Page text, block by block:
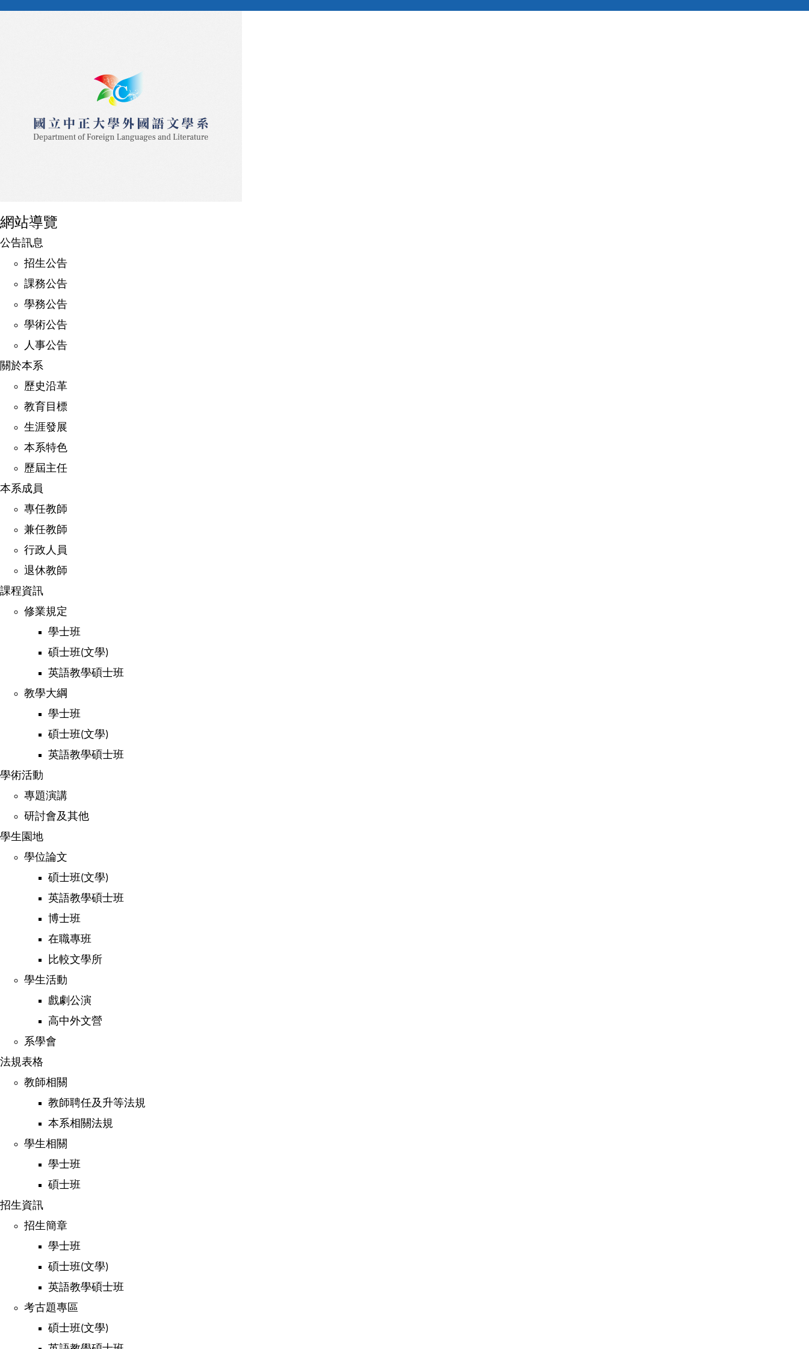
網站導覽
公告訊息
招生公告
課務公告
學務公告
學術公告
人事公告
關於本系
歷史沿革
教育目標
生涯發展
本系特色
歷屆主任
本系成員
專任教師
兼任教師
行政人員
退休教師
課程資訊
修業規定
學士班
碩士班(文學)
英語教學碩士班
教學大綱
學士班
碩士班(文學)
英語教學碩士班
學術活動
專題演講
研討會及其他
學生園地
學位論文
碩士班(文學)
英語教學碩士班
博士班
在職專班
比較文學所
學生活動
戲劇公演
高中外文營
系學會
法規表格
教師相關
教師聘任及升等法規
本系相關法規
學生相關
學士班
碩士班
招生資訊
招生簡章
學士班
碩士班(文學)
英語教學碩士班
考古題專區
碩士班(文學)